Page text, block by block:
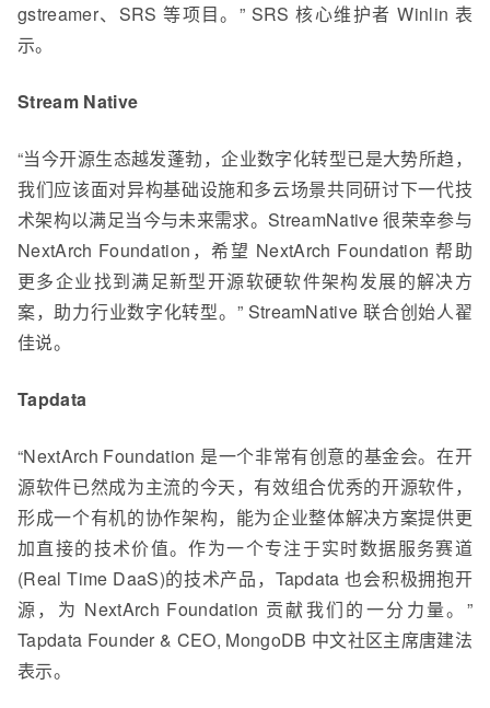
gstreamer、SRS 等项目。” SRS 核心维护者 Winlin 表
示。
Stream Native
“当今开源生态越发蓬勃，企业数字化转型已是大势所趋，
我们应该面对异构基础设施和多云场景共同研讨下一代技
术架构以满足当今与未来需求。StreamNative 很荣幸参与
NextArch Foundation，希望 NextArch Foundation 帮助
更多企业找到满足新型开源软硬软件架构发展的解决方
案，助力行业数字化转型。” StreamNative 联合创始人翟
佳说。
Tapdata
“NextArch Foundation 是一个非常有创意的基金会。在开
源软件已然成为主流的今天，有效组合优秀的开源软件，
形成一个有机的协作架构，能为企业整体解决方案提供更
加直接的技术价值。作为一个专注于实时数据服务赛道
(Real Time DaaS)的技术产品，Tapdata 也会积极拥抱开
源，为 NextArch Foundation 贡献我们的一分力量。”
Tapdata Founder & CEO, MongoDB 中文社区主席唐建法
表示。